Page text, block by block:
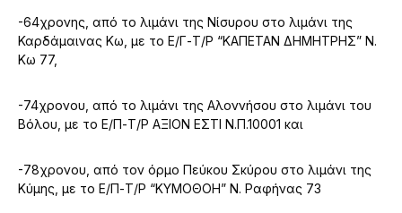
-64χρονης, από το λιμάνι της Νίσυρου στο λιμάνι της
Καρδάμαινας Κω, με το Ε/Γ-Τ/Ρ “ΚΑΠΕΤΑΝ ΔΗΜΗΤΡΗΣ” Ν.
Κω 77,
-74χρονου, από το λιμάνι της Αλοννήσου στο λιμάνι του
Βόλου, με το Ε/Π-Τ/Ρ ΑΞΙΟΝ ΕΣΤΙ Ν.Π.10001 και
-78χρονου, από τον όρμο Πεύκου Σκύρου στο λιμάνι της
Κύμης, με το Ε/Π-Τ/Ρ “ΚΥΜΟΘΟΗ” N. Ραφήνας 73